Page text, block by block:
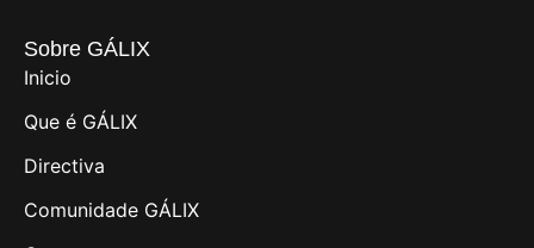
Sobre GÁLIX
Inicio
Que é GÁLIX
Directiva
Comunidade GÁLIX